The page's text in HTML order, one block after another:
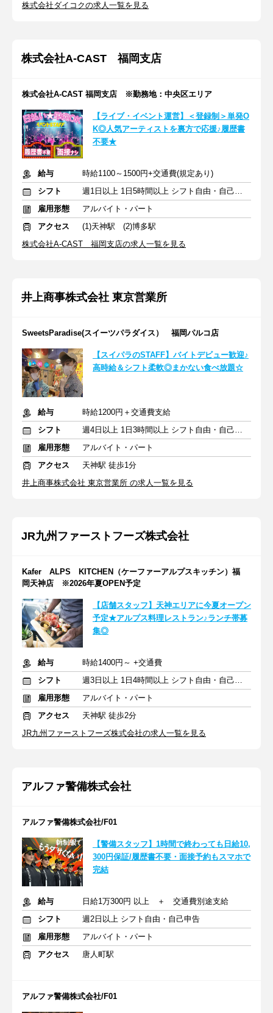
株式会社ダイコクの求人一覧を見る
株式会社A-CAST 福岡支店
株式会社A-CAST 福岡支店 ※勤務地：中央区エリア
【ライブ・イベント運営】＜登録制＞単発O
K◎人気アーティストを裏方で応援♪履歴書
不要★
給与
時給1100～1500円+交通費(規定あり)
シフト
週1日以上 1日5時間以上 シフト自由・自己申告
雇用形態
アルバイト・パート
アクセス
(1)天神駅 (2)博多駅
株式会社A-CAST 福岡支店の求人一覧を見る
井上商事株式会社 東京営業所
SweetsParadise(スイーツパラダイス） 福岡パルコ店
【スイパラのSTAFF】バイトデビュー歓迎♪
高時給＆シフト柔軟◎まかない食べ放題☆
給与
時給1200円＋交通費支給
シフト
週4日以上 1日3時間以上 シフト自由・自己申告
雇用形態
アルバイト・パート
アクセス
天神駅 徒歩1分
井上商事株式会社 東京営業所 の求人一覧を見る
JR九州ファーストフーズ株式会社
Kafer ALPS KITCHEN（ケーファーアルプスキッチン）福
岡天神店 ※2026年夏OPEN予定
【店舗スタッフ】天神エリアに今夏オープン
予定★アルプス料理レストラン♪ランチ帯募
集◎
給与
時給1400円～ +交通費
シフト
週3日以上 1日4時間以上 シフト自由・自己申告
雇用形態
アルバイト・パート
アクセス
天神駅 徒歩2分
JR九州ファーストフーズ株式会社の求人一覧を見る
アルファ警備株式会社
アルファ警備株式会社/F01
【警備スタッフ】1時間で終わっても日給10,
300円保証/履歴書不要・面接予約もスマホで
完結
給与
日給1万300円 以上 ＋ 交通費別途支給
シフト
週2日以上 シフト自由・自己申告
雇用形態
アルバイト・パート
アクセス
唐人町駅
アルファ警備株式会社/F01